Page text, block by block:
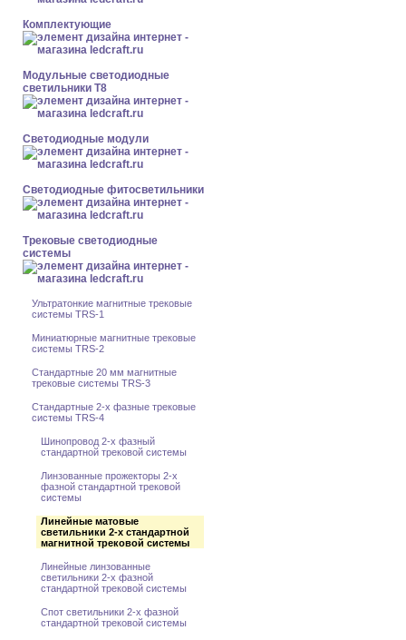
Комплектующие
Модульные светодиодные
светильники Т8
Светодиодные модули
Светодиодные фитосветильники
Трековые светодиодные
системы
Ультратонкие магнитные трековые
системы TRS-1
Миниатюрные магнитные трековые
системы TRS-2
Стандартные 20 мм магнитные
трековые системы TRS-3
Стандартные 2-x фазные трековые
системы TRS-4
Шинопровод 2-x фазный
стандартной трековой системы
Линзованные прожекторы 2-х
фазной стандартной трековой
системы
Линейные матовые
светильники 2-х стандартной
магнитной трековой системы
Линейные линзованные
светильники 2-х фазной
стандартной трековой системы
Спот светильники 2-х фазной
стандартной трековой системы